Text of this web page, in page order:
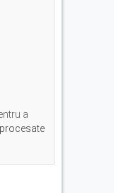
a